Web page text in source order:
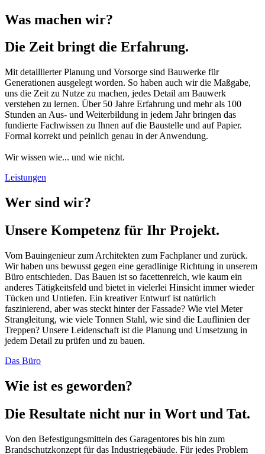
Was machen wir?
Die Zeit bringt die Erfahrung.
Mit detaillierter Planung und Vorsorge sind Bauwerke für
Generationen ausgelegt worden. So haben auch wir die Maßgabe,
uns die Zeit zu Nutze zu machen, jedes Detail am Bauwerk
verstehen zu lernen. Über 50 Jahre Erfahrung und mehr als 100
Stunden an Aus- und Weiterbildung in jedem Jahr bringen das
fundierte Fachwissen zu Ihnen auf die Baustelle und auf Papier.
Formal korrekt und peinlich genau in der Anwendung.
Wir wissen wie... und wie nicht.
Leistungen
Wer sind wir?
Unsere Kompetenz für Ihr Projekt.
Vom Bauingenieur zum Architekten zum Fachplaner und zurück.
Wir haben uns bewusst gegen eine geradlinige Richtung in unserem
Büro entschieden. Das Bauen ist so facettenreich, wie kaum ein
anderes Tätigkeitsfeld und bietet in vielerlei Hinsicht immer wieder
Tücken und Untiefen. Ein kreativer Entwurf ist natürlich
faszinierend, aber was steckt hinter der Fassade? Wie viel Meter
Strangleitung, wie viele Tonnen Stahl, wie sind die Lauflinien der
Treppen? Unsere Leidenschaft ist die Planung und Umsetzung in
jedem Detail zu prüfen und zu bauen.
Das Büro
Wie ist es geworden?
Die Resultate nicht nur in Wort und Tat.
Von den Befestigungsmitteln des Garagentores bis hin zum
Brandschutzkonzept für das Industriegebäude. Für jedes Problem